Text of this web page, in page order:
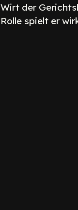
Wirt der
Rolle spielt er